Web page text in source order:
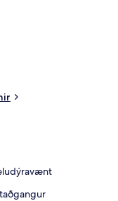
líkamsræktaraðstaða.
staðinn eru
McPherson
og Farragut North